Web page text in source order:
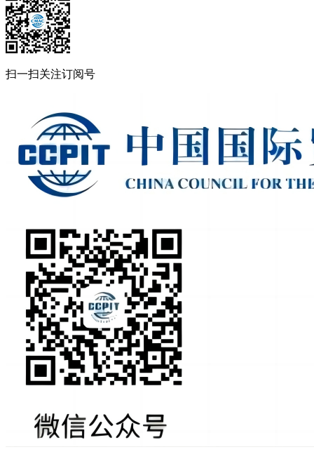
扫一扫关注订阅号